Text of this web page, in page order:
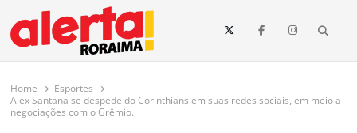
conteúdo
O maior portal de notícias de Roraima
O Alerta Roraima é seu portal de notícias completo sobre política,
e todo o estado de Roraima. Fique sempre informado com
atualizações em tempo real!
Home
Esportes
Alex Santana se despede do Corinthians em suas redes sociais, em meio a
negociações com o Grêmio.